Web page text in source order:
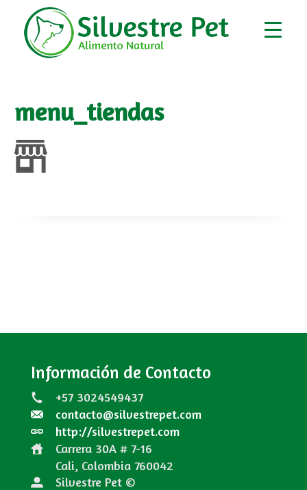
menu_tiendas
Información de Contacto
+57 3024549437
contacto@silvestrepet.com
http://silvestrepet.com
Carrera 30A # 7-16
Cali, Colombia 760042
Silvestre Pet ©